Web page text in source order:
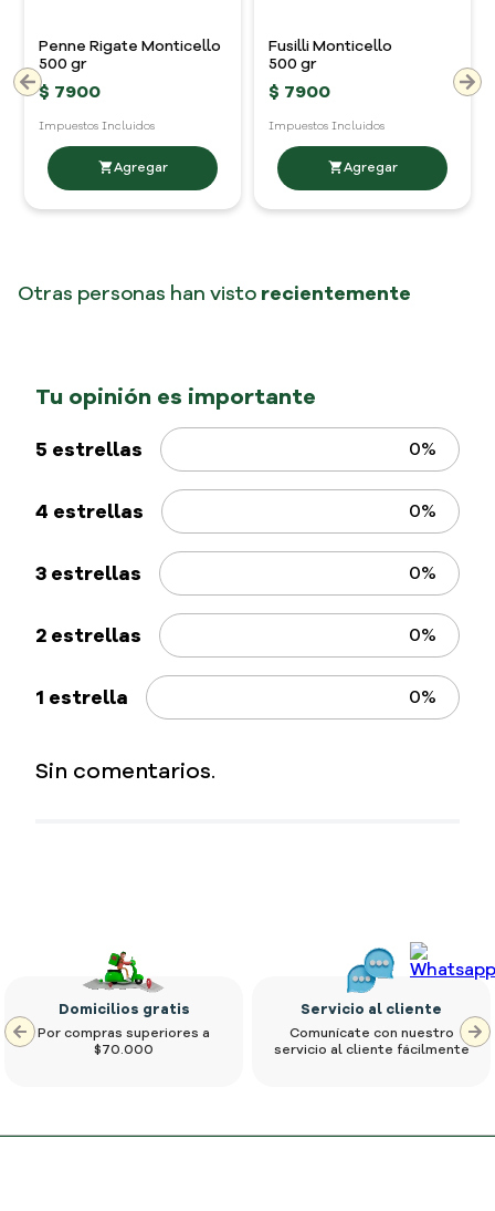
Penne Rigate Monticello
500 gr
$ 7900
Impuestos Incluidos
Fusilli Monticello
500 gr
$ 7900
Impuestos Incluidos
Otras personas han visto recientemente
Monticello Monticello
$7900
5 estrellas
0%
1 estrella 0%